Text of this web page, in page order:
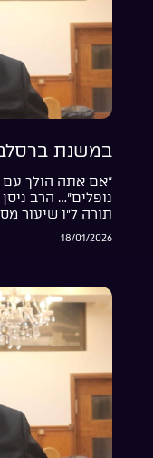
במשנת
“אם אתה הולך עם
נופלים”… הרב
תורה ל”ו שיעור
18/01/2026